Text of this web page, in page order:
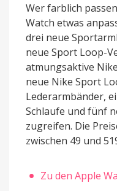
Wer farblich
Watch etwas
drei neue
neue Sport Loop-
atmungsaktive
neue Nike Sport
Lederarmbänder,
Schlaufe und fünf
zugreifen. Die
zwischen 49 und
Zu den Apple